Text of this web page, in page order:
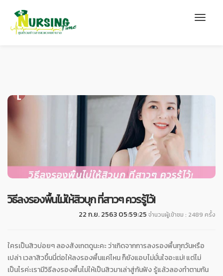
วิธีลงรองพื้นไม่ให้สิวบุก ที่สาวๆ ควรรู้ไว้!
22 ก.ย. 2563 05:59:25 จำนวนผู้เข้าชม : 2489 ครั้ง
ใครเป็นสิวบ่อยๆ ลองสังเกตดูนะคะ ว่าเกิดจากการลงรองพื้นทุกวันหรือ
เปล่า เวลาสิวขึ้นนี่ต่อให้ลงรองพื้นแค่ไหน ก็ยังแอบไม่มั่นใจอะแม่! แต่ไม่
เป็นไรค่ะเรามีวิธีลงรองพื้นไม่ให้เป็นสิวมาเล่าสู่กันฟัง รู้แล้วลองทำตามกัน